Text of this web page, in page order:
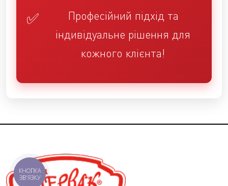
Професійний підхід та
індивідуальне рішення для
кожного клієнта!
КНОПКА
ЗВ'ЯЗКУ